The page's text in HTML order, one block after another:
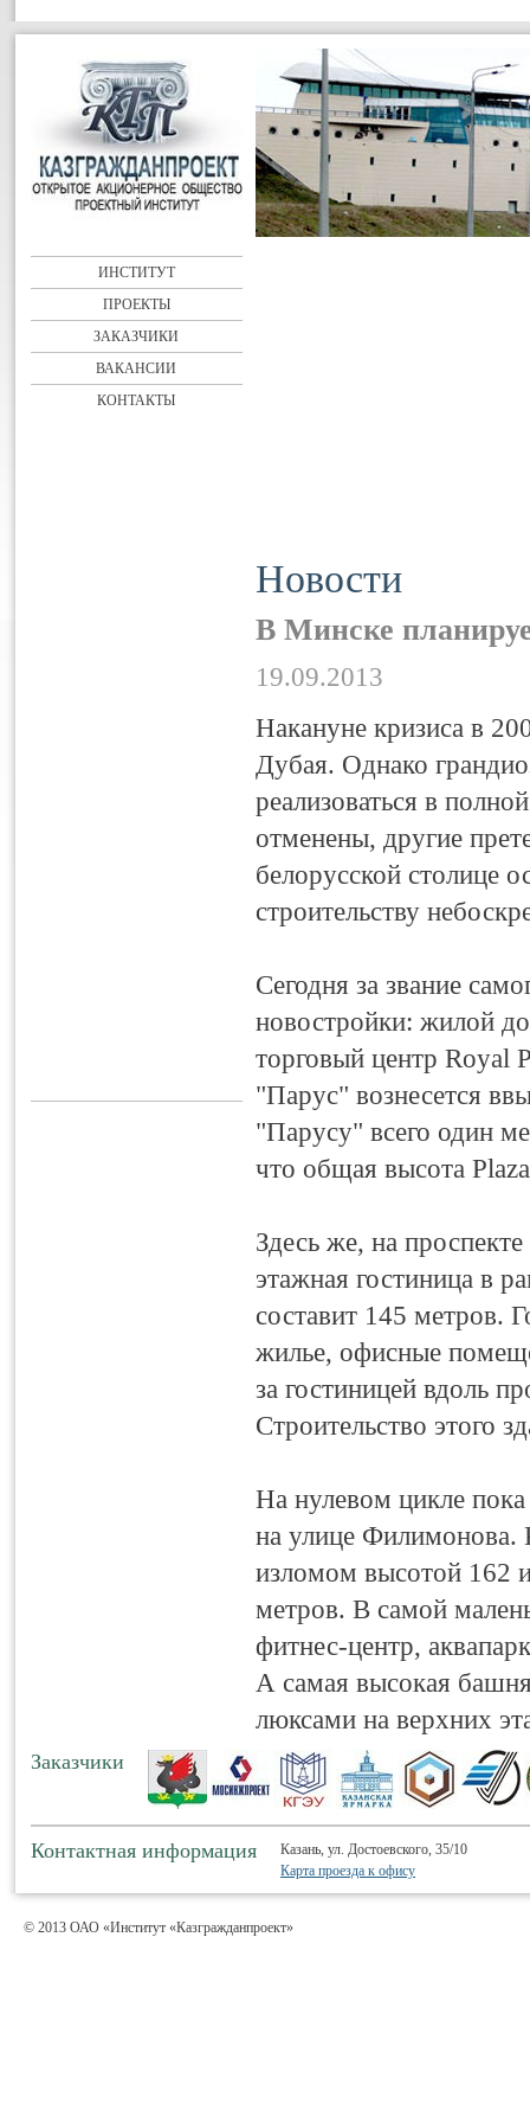
ИНСТИТУТ
ПРОЕКТЫ
ЗАКАЗЧИКИ
ВАКАНСИИ
КОНТАКТЫ
Новости
В Минске
19.09.2013
Накануне кризиса в
Дубая. Однако
реализоваться в
отменены, другие
белорусской столице
строительству
Сегодня за звание
новостройки: жилой
торговый центр Royal
"Парус" вознесется
"Парусу" всего один
что общая высота
Здесь же, на
этажная гостиница в
составит 145 метров.
жилье, офисные
за гостиницей вдоль
Строительство этого
На нулевом цикле
на улице Филимонова.
изломом высотой 162
метров. В самой
фитнес-центр,
А самая высокая
люксами на верхних
Заказчики
Контактная информация
Казань, ул. Достоевского, 35/10
Карта проезда к офису
© 2013 ОАО «Институт «Казгражданпроект»